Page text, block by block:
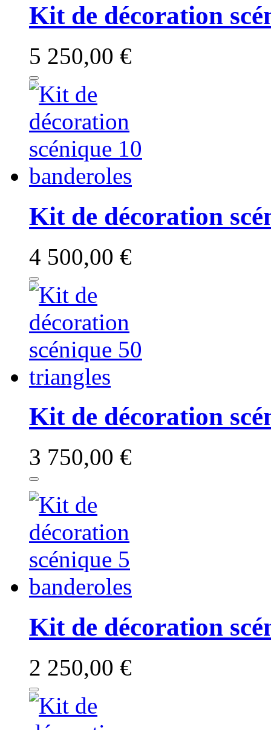
Kit de décoration
5 250,00 €
Kit de décoration
4 500,00 €
Kit de décoration
3 750,00 €
Kit de décoration
2 250,00 €